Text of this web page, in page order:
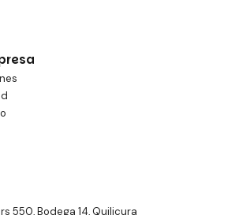
550, Bodega 14, Quilicura